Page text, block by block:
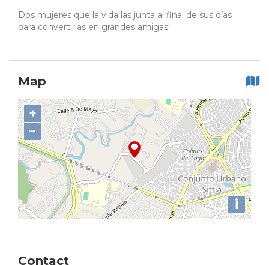
Dos mujeres que la vida las junta al final de sus días
para convertirlas en grandes amigas!
Map
+
−
i
Contact